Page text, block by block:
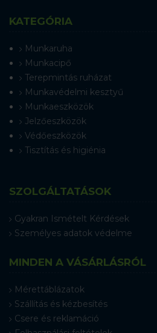
KATEGÓRIA
Munkaruha
Munkacipő
Terepmintás ruházat
Munkavédelmi kesztyű
Munkaeszközök
Jelzőeszközök
Védőeszközök
Tisztítás és higiénia
SZOLGÁLTATÁSOK
Gyakran Ismételt Kérdések
Személyes adatok védelme
MINDEN A VÁSÁRLÁSRÓL
Mérettáblázatok
Szállítás és kézbesítés
Csere és reklamáció